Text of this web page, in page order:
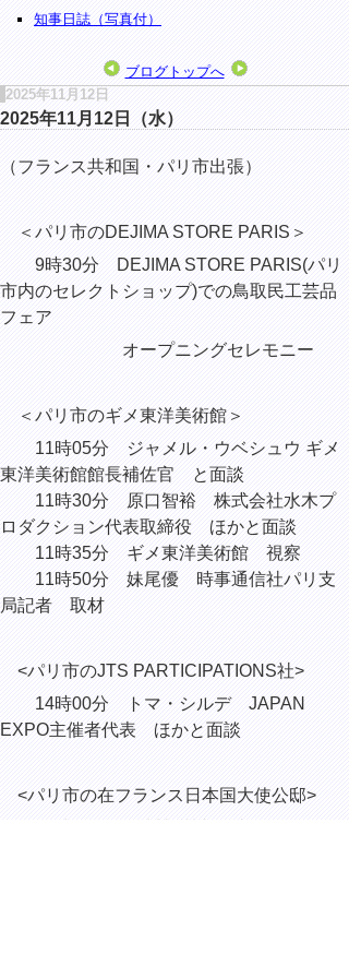
知事日誌（写真付）
ブログトップへ
2025年11月12日
2025年11月12日（水）
（フランス共和国・パリ市出張）
＜パリ市のDEJIMA STORE PARIS＞
9時30分 DEJIMA STORE PARIS(パリ
市内のセレクトショップ)での鳥取民工芸品
フェア
オープニングセレモニー
＜パリ市のギメ東洋美術館＞
11時05分 ジャメル・ウベシュウ ギメ
東洋美術館館長補佐官 と面談
11時30分 原口智裕 株式会社水木プ
ロダクション代表取締役 ほかと面談
11時35分 ギメ東洋美術館 視察
11時50分 妹尾優 時事通信社パリ支
局記者 取材
<パリ市のJTS PARTICIPATIONS社>
14時00分 トマ・シルデ JAPAN
EXPO主催者代表 ほかと面談
<パリ市の在フランス日本国大使公邸>